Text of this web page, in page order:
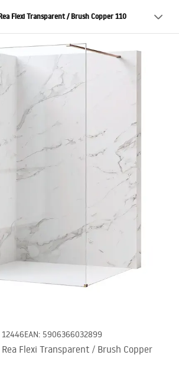
Flexi Transparent / Brush Copper 110
12446EAN: 5906366032899
Flexi Transparent / Brush Copper